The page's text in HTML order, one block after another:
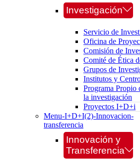
Investigación
Servicio de
Oficina de
Comisión de
Comité de Ética
Grupos de
Institutos y
Programa Propio
la investigación
Proyectos I+D+i
Menu-I+D+I(2)-Innovacion-
transferencia
Innovación y
Transferencia